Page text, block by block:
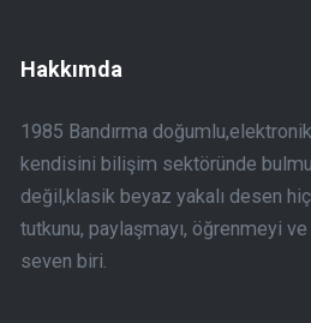
Hakkımda
1985 Bandırma
kendisini bilişim sektöründe
değil,klasik beyaz yakalı desen
tutkunu, paylaşmayı, öğrenmeyi
seven biri.